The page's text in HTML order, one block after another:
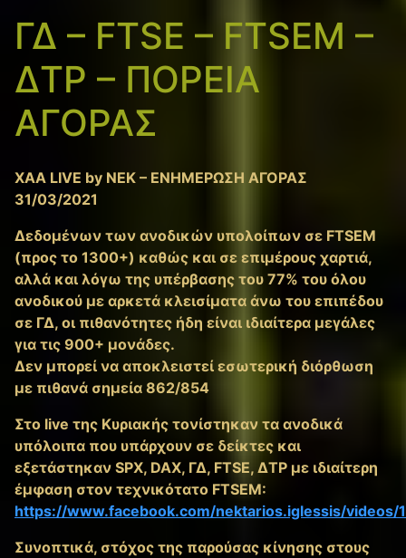
ΓΔ – FTSE – FTSEM –
ΔΤΡ – ΠΟΡΕΙΑ
ΑΓΟΡΑΣ
XAA LIVE by NEK – ΕΝΗΜΕΡΩΣΗ ΑΓΟΡΑΣ
31/03/2021
Δεδομένων των ανοδικών υπολοίπων σε FTSEM
(προς το 1300+) καθώς και σε επιμέρους χαρτιά,
αλλά και λόγω της υπέρβασης του 77% του όλου
ανοδικού με αρκετά κλεισίματα άνω του επιπέδου
σε ΓΔ, οι πιθανότητες ήδη είναι ιδιαίτερα μεγάλες
για τις 900+ μονάδες.
Δεν μπορεί να αποκλειστεί εσωτερική διόρθωση
με πιθανά σημεία 862/854
Στο live της Κυριακής τονίστηκαν τα ανοδικά
υπόλοιπα που υπάρχουν σε δείκτες και
εξετάστηκαν SPX, DAX, ΓΔ, FTSE, ΔΤΡ με ιδιαίτερη
έμφαση στον τεχνικότατο FTSEM:
https://www.facebook.com/nektarios.iglessis/
Συνοπτικά, στόχος της παρούσας κίνησης στους